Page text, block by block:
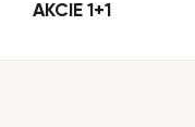
AKCIE 1+1